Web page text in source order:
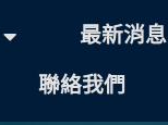
最新消息
聯絡我們